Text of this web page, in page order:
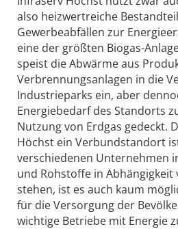
also heizwertreiche
Gewerbeabfällen zur
eine der größten Biogas-
speist die Abwärme aus
Verbrennungsanlagen in die
Industrieparks ein, aber
Energiebedarf des Standorts
Nutzung von Erdgas gedeckt.
Höchst ein Verbundstandort
verschiedenen Unternehmen
und Rohstoffe in
stehen, ist es auch kaum
für die Versorgung der
wichtige Betriebe mit Energie